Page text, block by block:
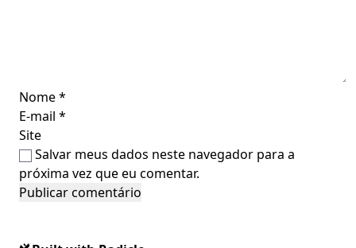
Nome*
E-mail *
Site
Salvar meus dados neste navegador para a
próxima vez que eu comentar.